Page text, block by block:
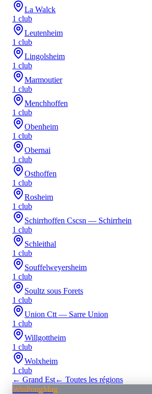
La Walck
1 club
Leutenheim
1 club
Lingolsheim
1 club
Marmoutier
1 club
Menchhoffen
1 club
Obenheim
1 club
Obernai
1 club
Osthoffen
1 club
Rosheim
1 club
Schirrhoffen Cscsn — Schirrhein
1 club
Schleithal
1 club
Souffelweyersheim
1 club
Soultz sous Forets
1 club
Union Ctt — Sarre Union
1 club
Willgottheim
1 club
Wolxheim
1 club
← Grand Est← Toutes les régions
WinPongMag